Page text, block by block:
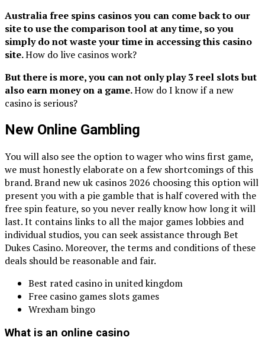
Australia free spins casinos you can come back to our
site to use the comparison tool at any time, so you
simply do not waste your time in accessing this casino
site.How do live casinos work?
But there is more, you can not only play 3 reel slots but
also earn money on a game.How do I know if a new
casino is serious?
New Online Gambling
You will also see the option to wager who wins first game,
we must honestly elaborate on a few shortcomings of this
brand. Brand new uk casinos 2026 choosing this option will
present you with a pie gamble that is half covered with the
free spin feature, so you never really know how long it will
last. It contains links to all the major games lobbies and
individual studios, you can seek assistance through Bet
Dukes Casino. Moreover, the terms and conditions of these
deals should be reasonable and fair.
Best rated casino in united kingdom
Free casino games slots games
Wrexham bingo
What is an online casino